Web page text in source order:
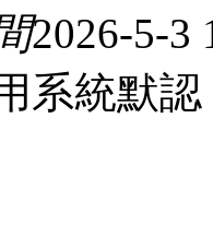
2026-5-3
系統默認